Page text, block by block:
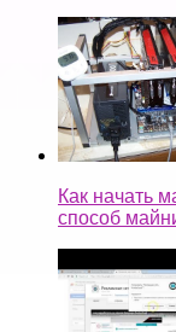
Как начать
способ